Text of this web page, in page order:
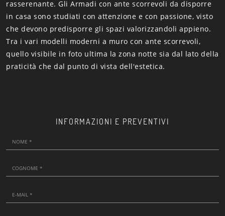
rasserenante. Gli Armadi con ante scorrevoli da disporre
in casa sono studiati con attenzione e con passione, visto
che devono predisporre gli spazi valorizzandoli appieno.
Tra i vari modelli moderni a muro con ante scorrevoli,
quello visibile in foto ultima la zona notte sia dal lato della
praticità che dal punto di vista dell'estetica.
INFORMAZIONI E PREVENTIVI